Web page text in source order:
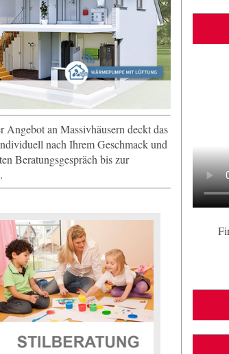
an Massivhäusern deckt das
nach Ihrem Geschmack und
Beratungsgespräch bis zur